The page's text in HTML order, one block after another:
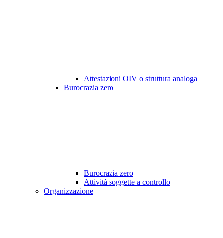
Attestazioni OIV o struttura analoga
Burocrazia zero
Burocrazia zero
Attività soggette a controllo
Organizzazione